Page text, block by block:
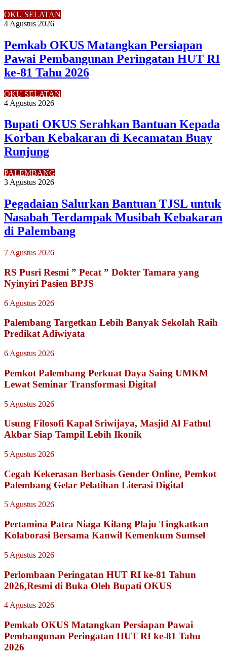
OKU SELATAN
4 Agustus 2026
Pemkab OKUS Matangkan Persiapan
Pawai Pembangunan Peringatan HUT RI
ke-81 Tahu 2026
OKU SELATAN
4 Agustus 2026
Bupati OKUS Serahkan Bantuan Kepada
Korban Kebakaran di Kecamatan Buay
Runjung
PALEMBANG
3 Agustus 2026
Pegadaian Salurkan Bantuan TJSL untuk
Nasabah Terdampak Musibah Kebakaran
di Palembang
7 Agustus 2026
RS Pusri Resmi ” Pecat ” Dokter Tamara yang
Nyinyiri Pasien BPJS
6 Agustus 2026
Palembang Targetkan Lebih Banyak Sekolah Raih
Predikat Adiwiyata
6 Agustus 2026
Pemkot Palembang Perkuat Daya Saing UMKM
Lewat Seminar Transformasi Digital
5 Agustus 2026
Usung Filosofi Kapal Sriwijaya, Masjid Al Fathul
Akbar Siap Tampil Lebih Ikonik
5 Agustus 2026
Cegah Kekerasan Berbasis Gender Online, Pemkot
Palembang Gelar Pelatihan Literasi Digital
5 Agustus 2026
Pertamina Patra Niaga Kilang Plaju Tingkatkan
Kolaborasi Bersama Kanwil Kemenkum Sumsel
5 Agustus 2026
Perlombaan Peringatan HUT RI ke-81 Tahun
2026,Resmi di Buka Oleh Bupati OKUS
4 Agustus 2026
Pemkab OKUS Matangkan Persiapan Pawai
Pembangunan Peringatan HUT RI ke-81 Tahu
2026